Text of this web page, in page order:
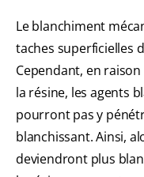
Le blanchiment
taches superficielles
Cependant, en
la résine, les agents
pourront pas y
blanchissant. Ainsi,
deviendront plus